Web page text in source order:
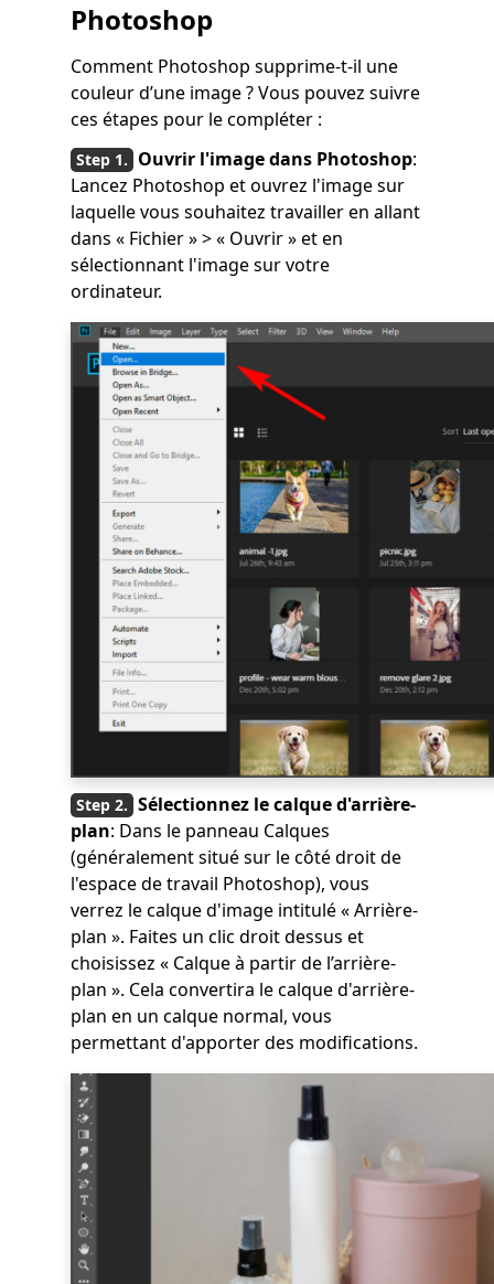
Photoshop
Comment Photoshop supprime-t-il une
couleur d’une image ? Vous pouvez suivre
ces étapes pour le compléter :
Ouvrir l'image dans Photoshop:
Lancez Photoshop et ouvrez l'image sur
laquelle vous souhaitez travailler en allant
dans « Fichier » > « Ouvrir » et en
sélectionnant l'image sur votre
ordinateur.
Sélectionnez le calque d'arrière-
plan: Dans le panneau Calques
(généralement situé sur le côté droit de
l'espace de travail Photoshop), vous
verrez le calque d'image intitulé « Arrière-
plan ». Faites un clic droit dessus et
choisissez « Calque à partir de l’arrière-
plan ». Cela convertira le calque d'arrière-
plan en un calque normal, vous
permettant d'apporter des modifications.